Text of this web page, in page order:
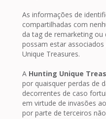
As informações de
compartilhadas com
da tag de remarketing ou
possam estar
Unique Treasures.
A Hunting Unique
por quaisquer perdas de
decorrentes de caso
em virtude de invasões
por parte de terceiros